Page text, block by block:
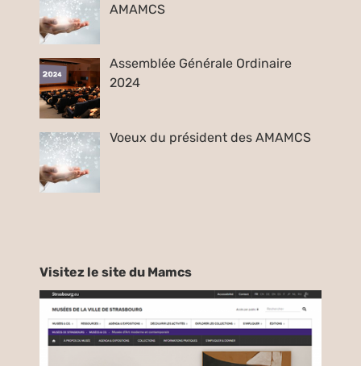
AMAMCS
Assemblée Générale Ordinaire
2024
Voeux du président des AMAMCS
Visitez le site du Mamcs